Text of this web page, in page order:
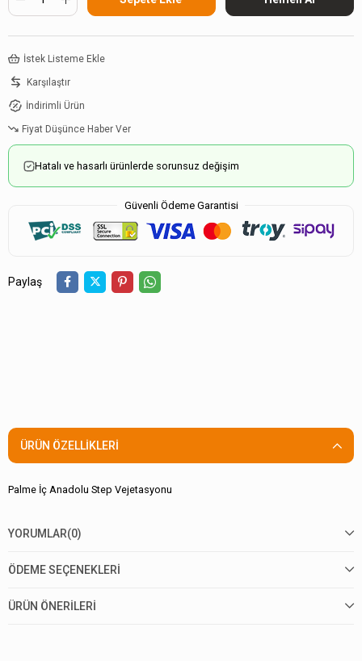
İstek Listeme Ekle
Karşılaştır
İndirimli Ürün
Fiyat Düşünce Haber Ver
Hatalı ve hasarlı ürünlerde sorunsuz değişim
Güvenli Ödeme Garantisi
Paylaş
ÜRÜN ÖZELLIKLERI
Palme İç Anadolu Step Vejetasyonu
YORUMLAR(0)
ÖDEME SEÇENEKLERI
ÜRÜN ÖNERILERI